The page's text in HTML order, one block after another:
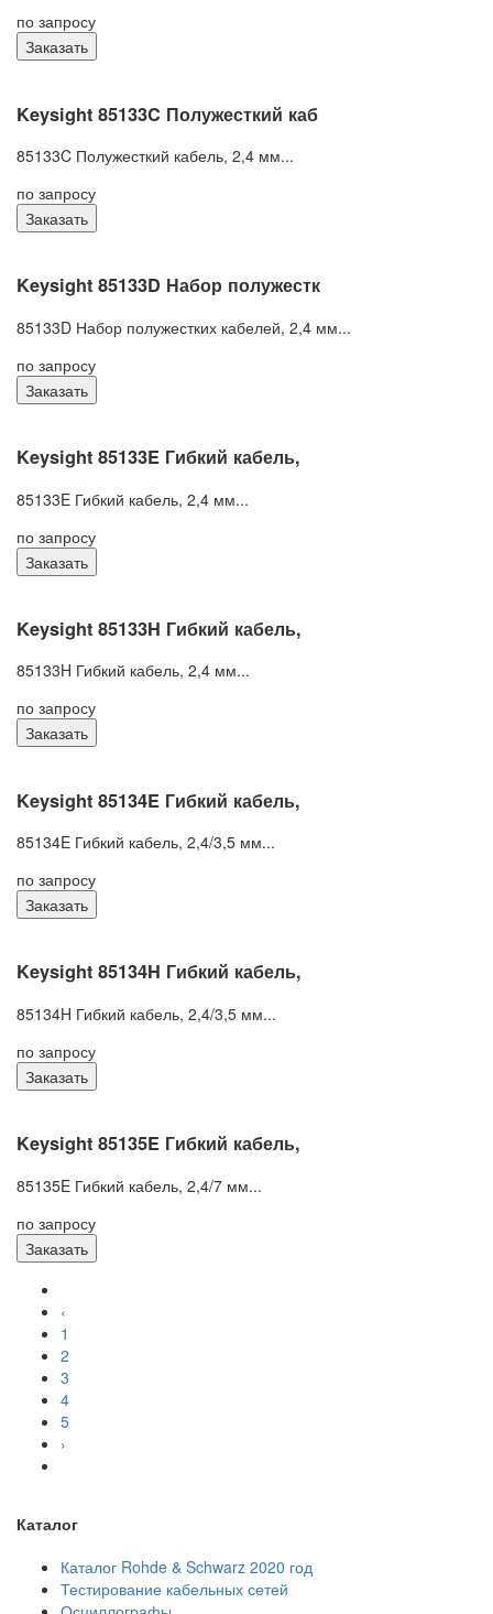
по запросу
Заказать
Keysight 85133C Полужесткий каб
85133C Полужесткий кабель, 2,4 мм...
по запросу
Заказать
Keysight 85133D Набор полужестк
85133D Набор полужестких кабелей, 2,4 мм...
по запросу
Заказать
Keysight 85133E Гибкий кабель,
85133E Гибкий кабель, 2,4 мм...
по запросу
Заказать
Keysight 85133H Гибкий кабель,
85133H Гибкий кабель, 2,4 мм...
по запросу
Заказать
Keysight 85134E Гибкий кабель,
85134E Гибкий кабель, 2,4/3,5 мм...
по запросу
Заказать
Keysight 85134H Гибкий кабель,
85134H Гибкий кабель, 2,4/3,5 мм...
по запросу
Заказать
Keysight 85135E Гибкий кабель,
85135E Гибкий кабель, 2,4/7 мм...
по запросу
Заказать
‹
1
2
3
4
5
›
Каталог
Каталог Rohde & Schwarz 2020 год
Тестирование кабельных сетей